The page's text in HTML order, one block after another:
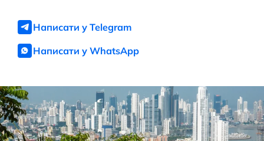
Написати у Telegram
Написати у WhatsApp